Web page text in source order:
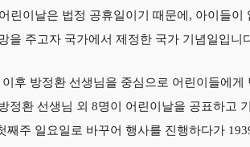
린이날은 법정 공휴일이기 때문에, 아이들
을 주고자 국가에서 제정한 국가 기념일입니
이후 방정환 선생님을 중심으로 어린이들에
정환 선생님 외 8명이 어린이날을 공표하고
째주 일요일로 바꾸어 행사를 진행하다가